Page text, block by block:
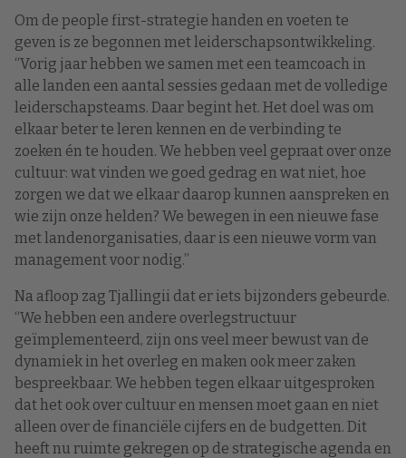
Om de people first-strategie handen en voeten te
geven is ze begonnen met leiderschapsontwikkeling.
“Vorig jaar hebben we samen met een teamcoach in
alle landen een aantal sessies gedaan met de volledige
leiderschapsteams. Daar begint het. Het doel was om
elkaar beter te leren kennen en de verbinding te
zoeken én te houden. We hebben veel gepraat over onze
cultuur: wat vinden we goed gedrag en wat niet, hoe
zorgen we dat we elkaar daarop kunnen aanspreken en
wie zijn onze helden? We bewegen in een nieuwe fase
met landenorganisaties, daar is een nieuwe vorm van
management voor nodig.”
Na afloop zag Tjallingii dat er iets bijzonders gebeurde.
“We hebben een andere overlegstructuur
geïmplementeerd, zijn ons veel meer bewust van de
dynamiek in het overleg en maken ook meer zaken
bespreekbaar. We hebben tegen elkaar uitgesproken
dat het ook over cultuur en mensen moet gaan en niet
alleen over de financiële cijfers en de budgetten. Dit
heeft nu ruimte gekregen op de strategische agenda en